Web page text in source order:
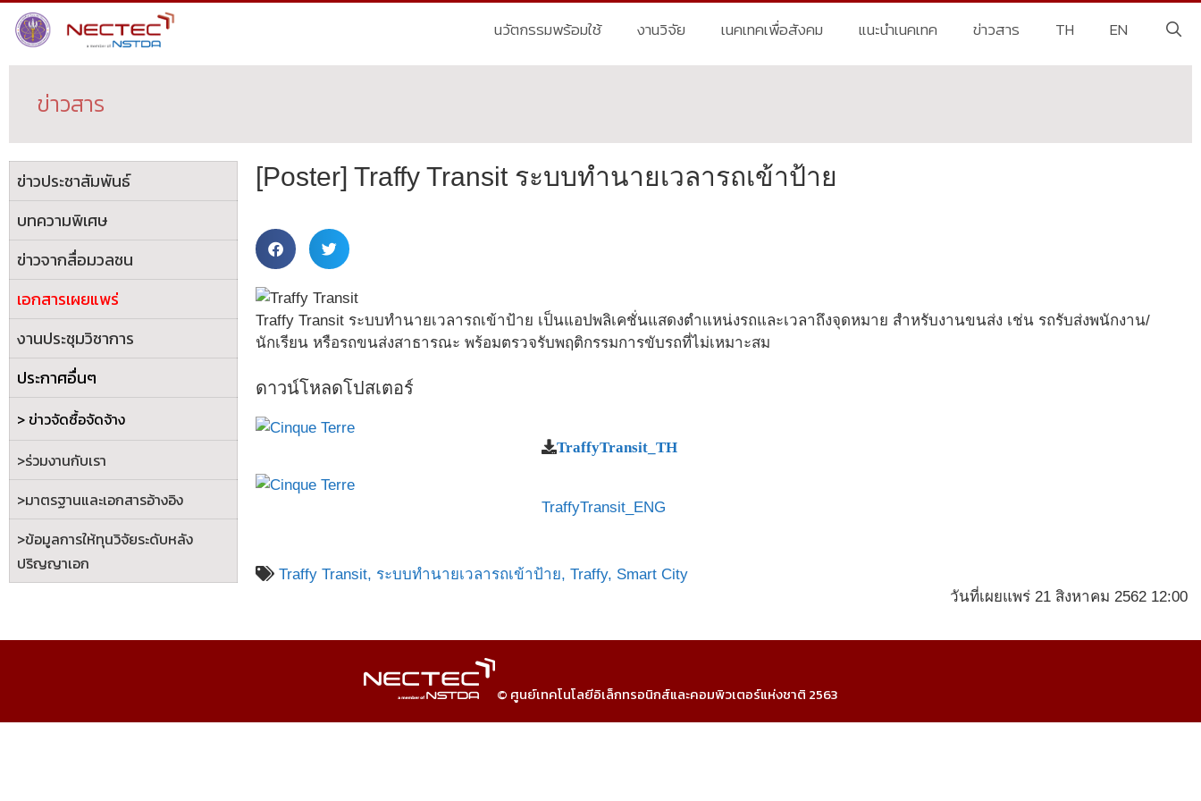
นวัตกรรมพร้อมใช้ งานวิจัย เนคเทคเพื่อสังคม แนะนำเนคเทค ข่าวสาร TH EN
ข่าวสาร
ข่าวประชาสัมพันธ์
บทความพิเศษ
ข่าวจากสื่อมวลชน
เอกสารเผยแพร่
งานประชุมวิชาการ
ประกาศอื่นๆ
> ข่าวจัดซื้อจัดจ้าง
>ร่วมงานกับเรา
>มาตรฐานและเอกสารอ้างอิง
>ข้อมูลการให้ทุนวิจัยระดับหลัง
ปริญญาเอก
[Poster] Traffy Transit ระบบทำนายเวลารถเข้าป้าย
Traffy Transit ระบบทำนายเวลารถเข้าป้าย เป็นแอปพลิเคชั่นแสดงตำแหน่งรถและเวลาถึงจุดหมาย สำหรับงานขนส่ง เช่น รถรับส่งพนักงาน/
นักเรียน หรือรถขนส่งสาธารณะ พร้อมตรวจรับพฤติกรรมการขับรถที่ไม่เหมาะสม
ดาวน์โหลดโปสเตอร์
TraffyTransit_TH
TraffyTransit_ENG
Traffy Transit, ระบบทำนายเวลารถเข้าป้าย,Traffy, Smart City
วันที่เผยแพร่ 21 สิงหาคม 2562 12:00
© ศูนย์เทคโนโลยีอิเล็กทรอนิกส์และคอมพิวเตอร์แห่งชาติ 2563